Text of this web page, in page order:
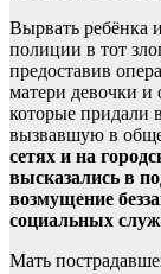
Вырвать ребёнка
полиции в тот
предоставив
матери девочки
которые придали
вызвавшую в
сетях и на
высказались в
возмущение
социальных
Мать